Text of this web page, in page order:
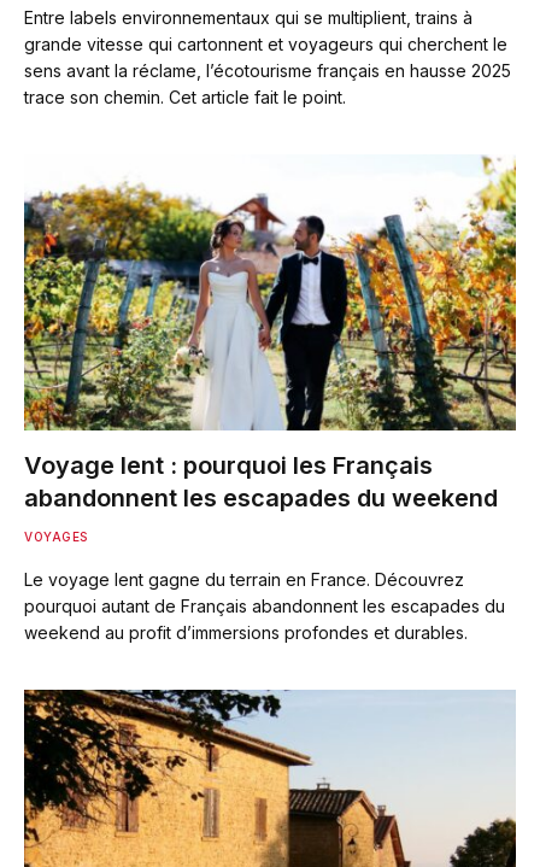
Entre labels environnementaux qui se multiplient, trains à
grande vitesse qui cartonnent et voyageurs qui cherchent le
sens avant la réclame, l’écotourisme français en hausse 2025
trace son chemin. Cet article fait le point.
Voyage lent : pourquoi les Français
abandonnent les escapades du weekend
VOYAGES
Le voyage lent gagne du terrain en France. Découvrez
pourquoi autant de Français abandonnent les escapades du
weekend au profit d’immersions profondes et durables.